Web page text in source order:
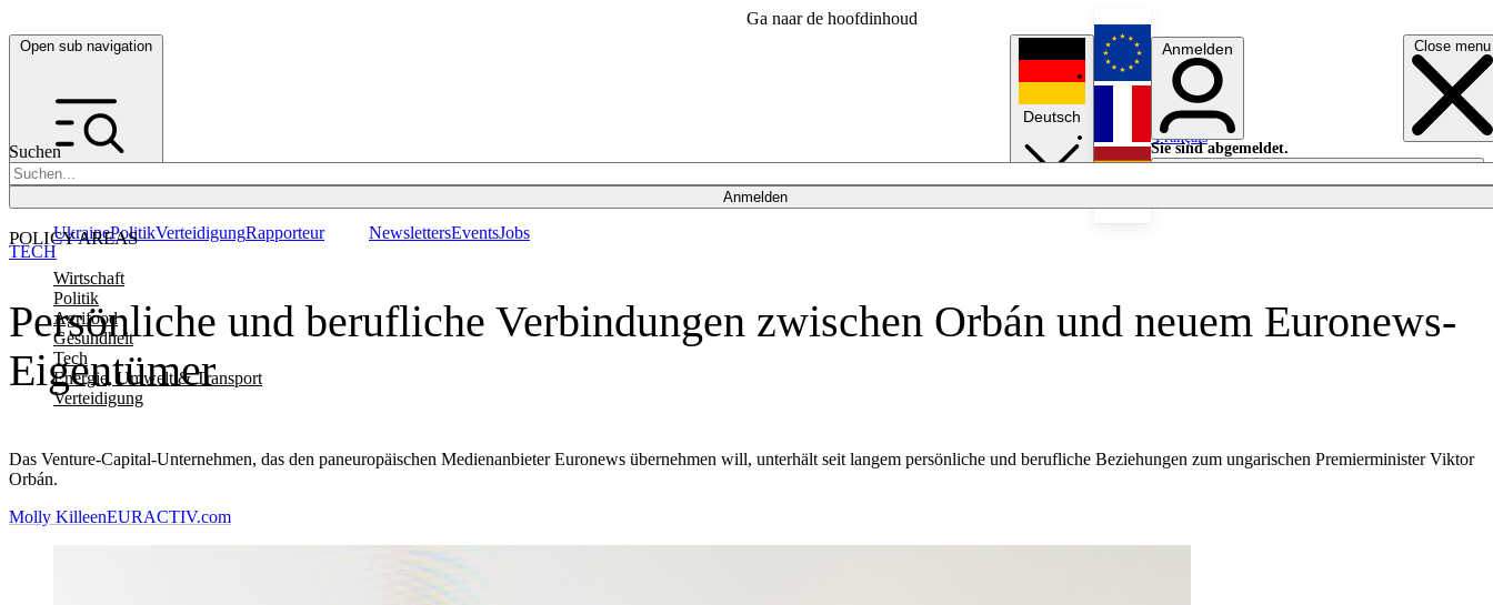
Ga naar de hoofdinhoud
Open sub navigation Close menu
Suchen
Anmelden
POLICY AREAS
Wirtschaft
Politik
Agrifood
Gesundheit
Tech
Energie, Umwelt & Transport
Verteidigung
UkrainePolitikVerteidigungRapporteur NewslettersEventsJobs
Deutsch
English
Français
Anmelden
Sie sind abgemeldet.
Anmelden
Licht aus
Persönliche und berufliche Verbindungen zwischen Orbán und neuem Euronews-
Eigentümer
Das Venture-Capital-Unternehmen, das den paneuropäischen Medienanbieter Euronews übernehmen will, unterhält seit langem persönliche und berufliche Beziehungen zum ungarischen Premierminister Viktor
Orbán.
TECH
Molly KilleenEURACTIV.com